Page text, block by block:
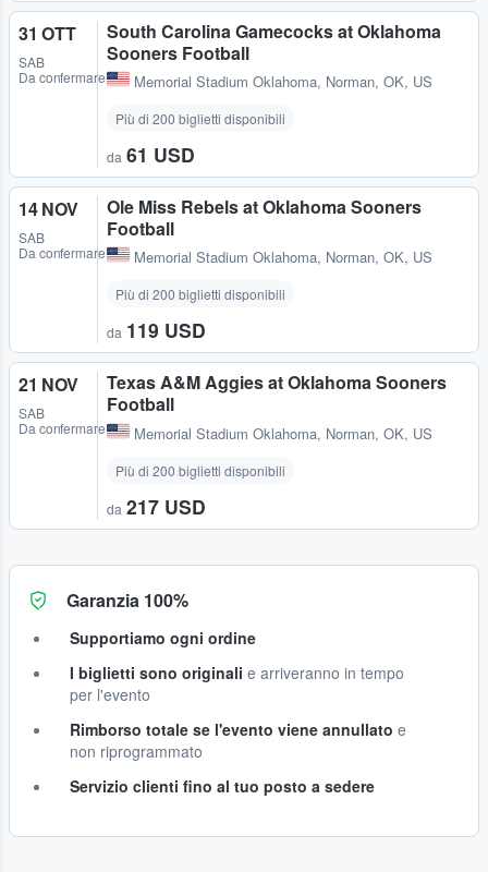
31 OTT
SAB
Da confermare
South Carolina Gamecocks at Oklahoma
Sooners Football
Memorial Stadium Oklahoma, Norman, OK, US
Più di 200 biglietti disponibili
da 61 USD
14 NOV
SAB
Da confermare
Ole Miss Rebels at Oklahoma Sooners
Football
Memorial Stadium Oklahoma, Norman, OK, US
Più di 200 biglietti disponibili
da 119 USD
21 NOV
SAB
Da confermare
Texas A&M Aggies at Oklahoma Sooners
Football
Memorial Stadium Oklahoma, Norman, OK, US
Più di 200 biglietti disponibili
da 217 USD
Garanzia 100%
Supportiamo ogni ordine
I biglietti sono originali e arriveranno in tempo
per l'evento
Rimborso totale se l'evento viene annullato e
non riprogrammato
Servizio clienti fino al tuo posto a sedere